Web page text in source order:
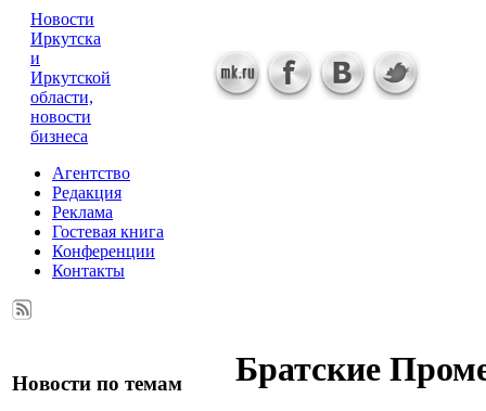
Новости
Иркутска
и
Иркутской
области,
новости
бизнеса
Агентство
Редакция
Реклама
Гостевая книга
Конференции
Контакты
Новости по темам Братские